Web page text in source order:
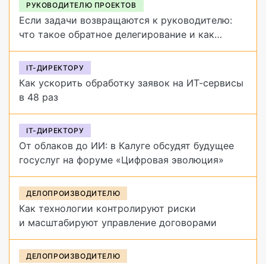
РУКОВОДИТЕЛЮ ПРОЕКТОВ
Если задачи возвращаются к руководителю:
что такое обратное делегирование и как
от него избавиться
IT-ДИРЕКТОРУ
Как ускорить обработку заявок на ИТ-сервисы
в 48 раз
IT-ДИРЕКТОРУ
От облаков до ИИ: в Калуге обсудят будущее
госуслуг на форуме «Цифровая эволюция»
ДЕЛОПРОИЗВОДИТЕЛЮ
Как технологии контролируют риски
и масштабируют управление договорами
ДЕЛОПРОИЗВОДИТЕЛЮ